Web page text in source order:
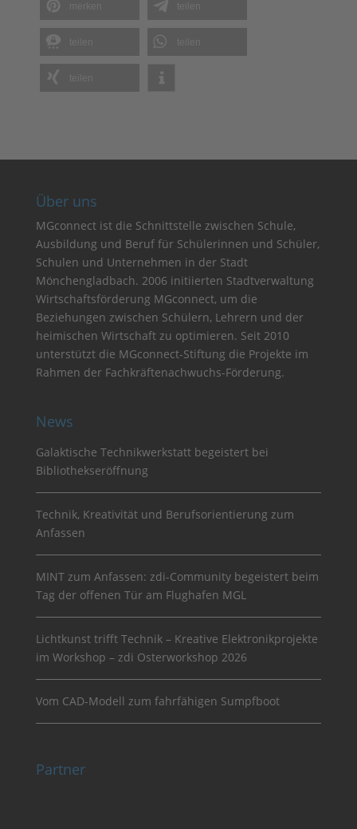
Über uns
MGconnect ist die Schnittstelle zwischen Schule,
Ausbildung und Beruf für Schülerinnen und Schüler,
Schulen und Unternehmen in der Stadt
Mönchengladbach. 2006 initiierten Stadtverwaltung
Wirtschaftsförderung MGconnect, um die
Beziehungen zwischen Schülern, Lehrern und der
heimischen Wirtschaft zu optimieren. Seit 2010
unterstützt die MGconnect-Stiftung die Projekte im
Rahmen der Fachkräftenachwuchs-Förderung.
News
Galaktische Technikwerkstatt begeistert bei
Bibliothekseröffnung
Technik, Kreativität und Berufsorientierung zum
Anfassen
MINT zum Anfassen: zdi-Community begeistert beim
Tag der offenen Tür am Flughafen MGL
Lichtkunst trifft Technik – Kreative Elektronikprojekte
im Workshop – zdi Osterworkshop 2026
Vom CAD-Modell zum fahrfähigen Sumpfboot
Partner